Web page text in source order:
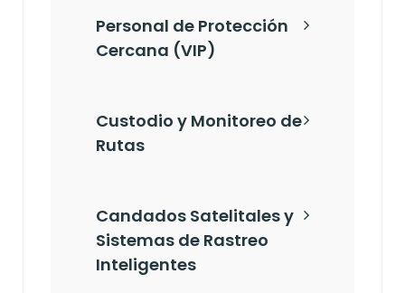
Personal de Protección
Cercana (VIP)
Custodio y Monitoreo de
Rutas
Candados Satelitales y
Sistemas de Rastreo
Inteligentes